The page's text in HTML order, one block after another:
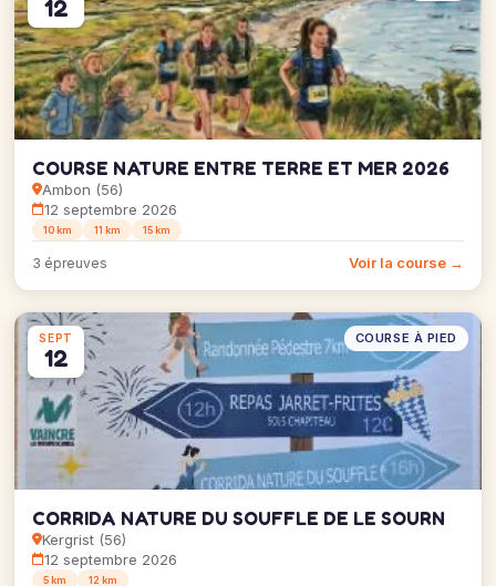
12
COURSE NATURE ENTRE TERRE ET MER 2026
Ambon (56)
12 septembre 2026
10 km 11 km 15 km
3 épreuves Voir la course →
SEPT
12
COURSE À PIED
CORRIDA NATURE DU SOUFFLE DE LE SOURN
Kergrist (56)
12 septembre 2026
5 km 12 km